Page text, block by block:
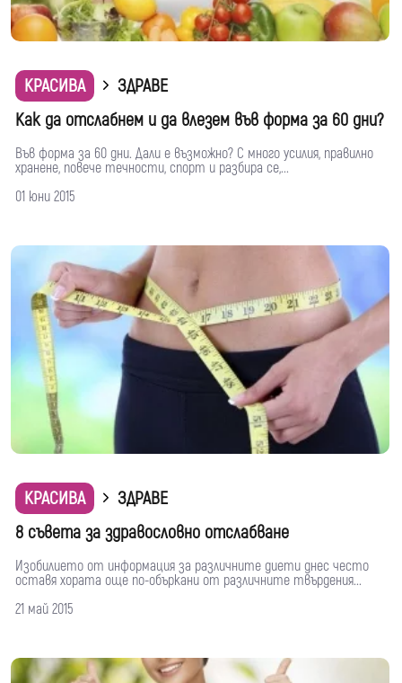
КРАСИВА
ЗДРАВЕ
Как да отслабнем и да влезем във форма за 60 дни?
Във форма за 60 дни. Дали е възможно? С много усилия, правилно
хранене, повече течности, спорт и разбира се,...
01 юни 2015
КРАСИВА
ЗДРАВЕ
8 съвета за здравословно отслабване
Изобилието от информация за различните диети днес често
оставя хората още по-объркани от различните твърдения...
21 май 2015